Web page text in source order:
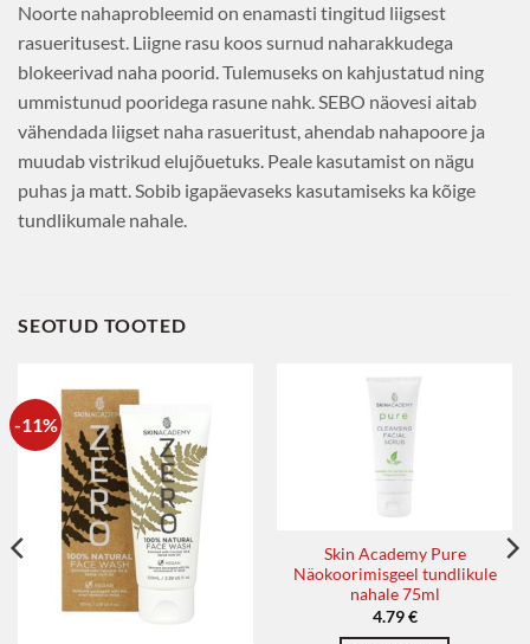
Noorte nahaprobleemid on enamasti tingitud liigsest
rasueritusest. Liigne rasu koos surnud naharakkudega
blokeerivad naha poorid. Tulemuseks on kahjustatud ning
ummistunud pooridega rasune nahk. SEBO näovesi aitab
vähendada liigset naha rasueritust, ahendab nahapoore ja
muudab vistrikud elujõuetuks. Peale kasutamist on nägu
puhas ja matt. Sobib igapäevaseks kasutamiseks ka kõige
tundlikumale nahale.
SEOTUD TOOTED
-11%
Skin Academy Pure
Näokoorimisgeel tundlikule
nahale 75ml
4.79€